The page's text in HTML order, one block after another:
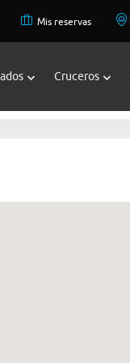
Mis reservas
Cruceros